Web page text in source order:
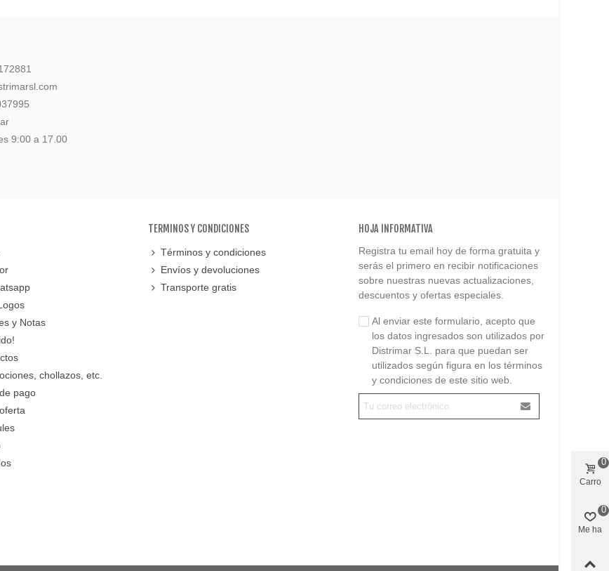
9:00 a 17.00
y Notas
chollazos, etc.
pago
TERMINOS Y CONDICIONES
Términos y condiciones
Envíos y devoluciones
Transporte gratis
HOJA INFORMATIVA
Registra tu email hoy de forma gratuita y
serás el primero en recibir notificaciones
sobre nuestras nuevas actualizaciones,
descuentos y ofertas especiales.
Al enviar este formulario, acepto que
los datos ingresados son utilizados por
Distrimar S.L. para que puedan ser
utilizados según figura en los términos
y condiciones de este sitio web.
Carro
0
Me ha
0